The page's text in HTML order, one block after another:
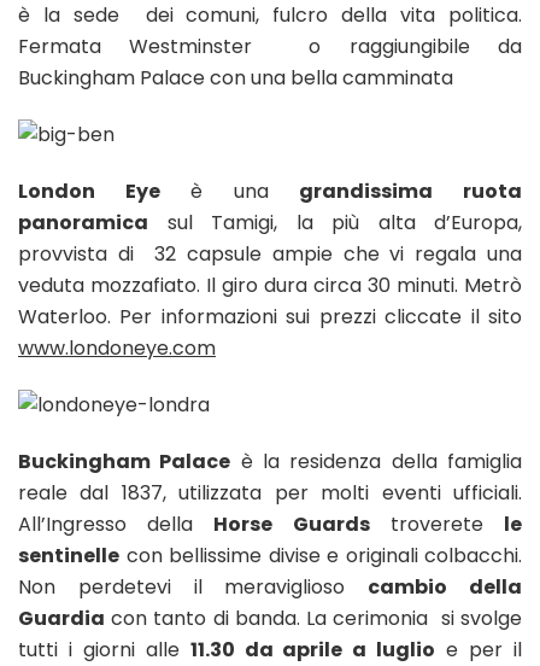
è la sede dei comuni, fulcro della vita politica.
Fermata Westminster o raggiungibile da
Buckingham Palace con una bella camminata
London Eyeè una grandissima ruota
panoramica sul Tamigi, la più alta d’Europa,
provvista di 32 capsule ampie che vi regala una
veduta mozzafiato. Il giro dura circa 30 minuti. Metrò
Waterloo. Per informazioni sui prezzi cliccate il sito
www.londoneye.com
Buckingham Palace è la residenza della famiglia
reale dal 1837, utilizzata per molti eventi ufficiali.
All’Ingresso della Horse Guardstroverete le
sentinelle con bellissime divise e originali colbacchi.
Non perdetevi il meraviglioso cambio della
Guardia con tanto di banda. La cerimonia si svolge
tutti i giorni alle 11.30 da aprile a luglio e per il